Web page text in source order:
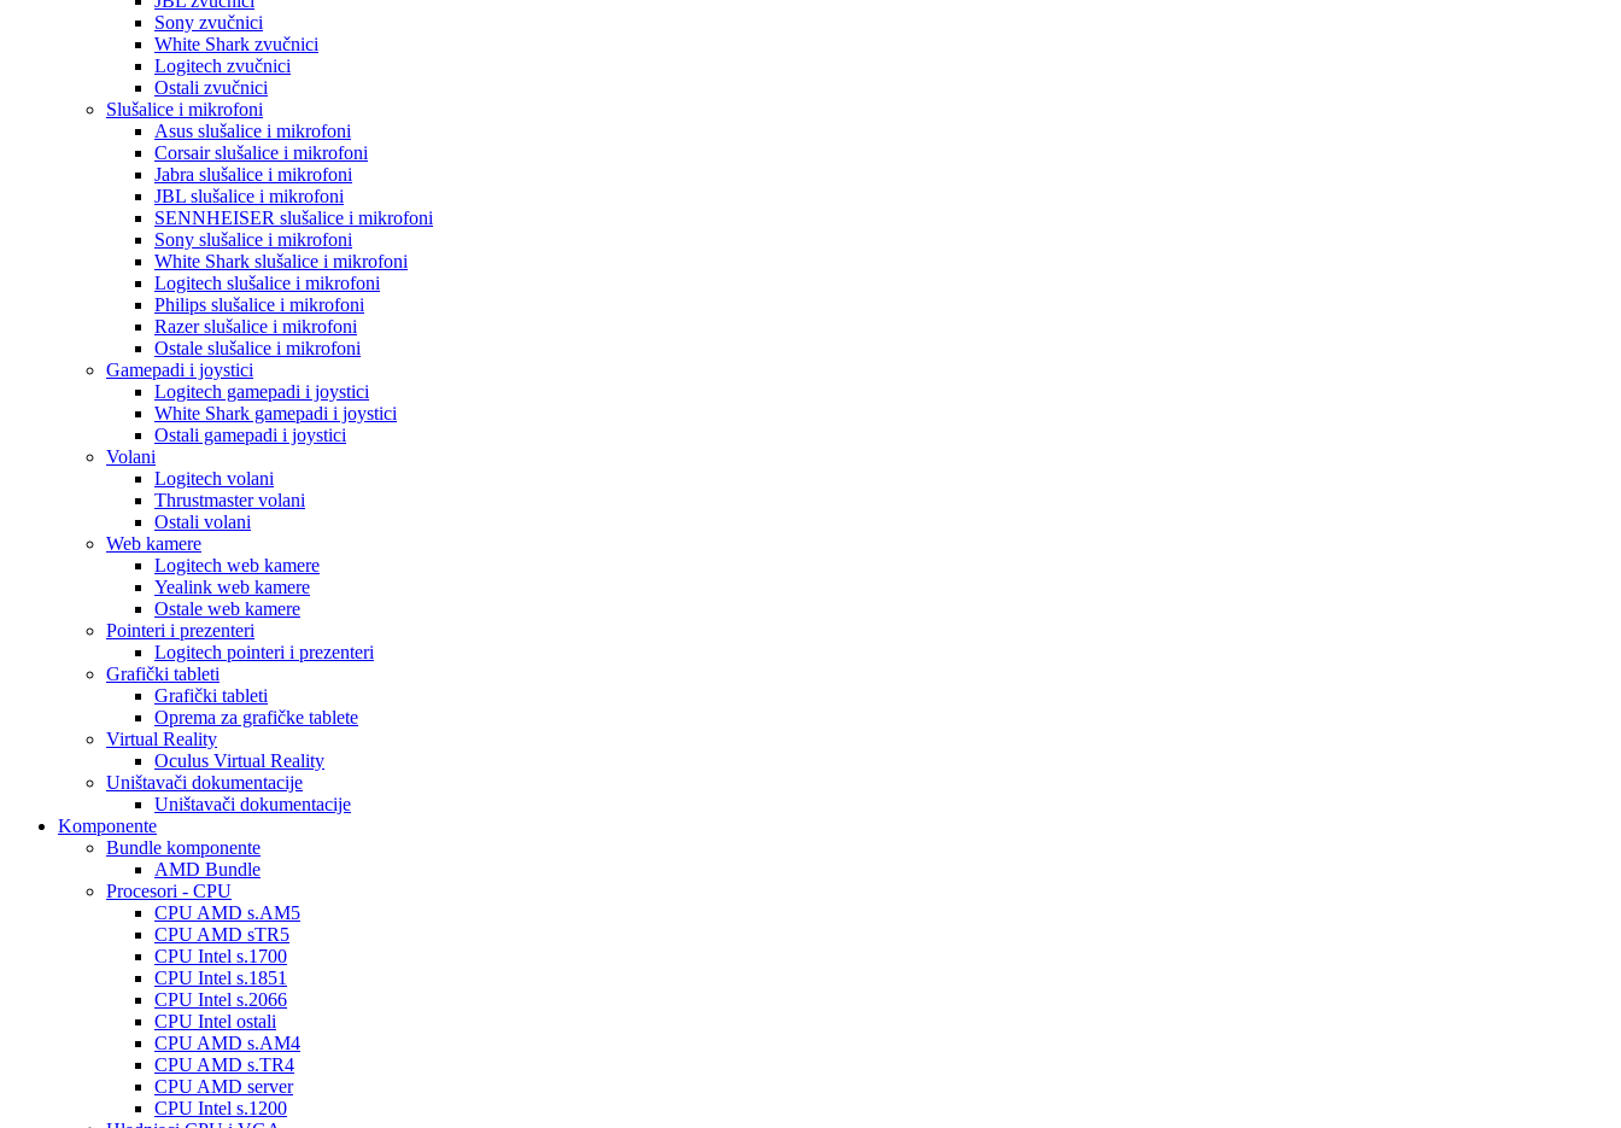
Sony zvučnici
White Shark zvučnici
Logitech zvučnici
Ostali zvučnici
Slušalice i mikrofoni
Asus slušalice i mikrofoni
Corsair slušalice i mikrofoni
Jabra slušalice i mikrofoni
JBL slušalice i mikrofoni
SENNHEISER slušalice i mikrofoni
Sony slušalice i mikrofoni
White Shark slušalice i mikrofoni
Logitech slušalice i mikrofoni
Philips slušalice i mikrofoni
Razer slušalice i mikrofoni
Ostale slušalice i mikrofoni
Gamepadi i joystici
Logitech gamepadi i joystici
White Shark gamepadi i joystici
Ostali gamepadi i joystici
Volani
Logitech volani
Thrustmaster volani
Ostali volani
Web kamere
Logitech web kamere
Yealink web kamere
Ostale web kamere
Pointeri i prezenteri
Logitech pointeri i prezenteri
Grafički tableti
Grafički tableti
Oprema za grafičke tablete
Virtual Reality
Oculus Virtual Reality
Uništavači dokumentacije
Uništavači dokumentacije
Komponente
Bundle komponente
AMD Bundle
Procesori - CPU
CPU AMD s.AM5
CPU AMD sTR5
CPU Intel s.1700
CPU Intel s.1851
CPU Intel s.2066
CPU Intel ostali
CPU AMD s.AM4
CPU AMD s.TR4
CPU AMD server
CPU Intel s.1200